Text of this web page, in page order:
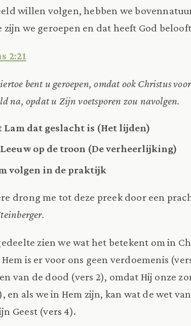
willen volgen, hebben we
zijn we geroepen en dat heeft God
2:21
bent u geroepen, omdat ook Christus
na, opdat u Zijn voetsporen zou navolgen.
Lam dat geslacht is (Het lijden)
op de troon (De verheerlijking)
volgen in de praktijk
drong me tot deze preek door een
zien we wat het betekent om in
is er voor ons geen verdoemenis
van de dood (vers 2), omdat Hij onze
en als we in Hem zijn, kan wat de wet
Geest (vers 4).